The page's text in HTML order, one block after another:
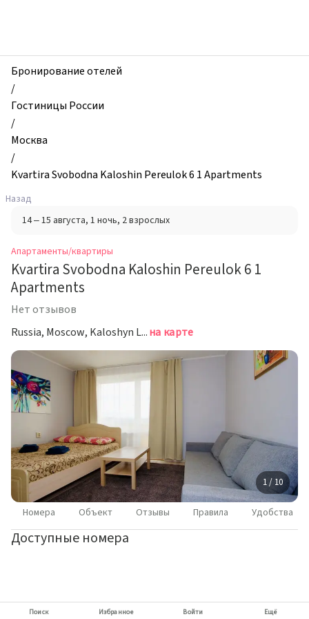
и
квартиры,
Kvartira
Svobodna
Kaloshin
Pereulok
Apartments,
Москва,
Россия
Бронирование отелей
/
Гостиницы России
/
Москва
/
Kvartira Svobodna Kaloshin Pereulok 6 1 Apartments
Назад
14 – 15 августа, 1 ночь, 2 взрослых
Апартаменты/квартиры
Kvartira Svobodna Kaloshin Pereulok 6 1
Apartments
Нет отзывов
Russia, Moscow, Kaloshyn Lane, 6с1, Moscow, Москвана карте
1 / 10
Номера Объект Отзывы Правила Удобства
Доступные номера
Поиск Избранное Войти Ещё